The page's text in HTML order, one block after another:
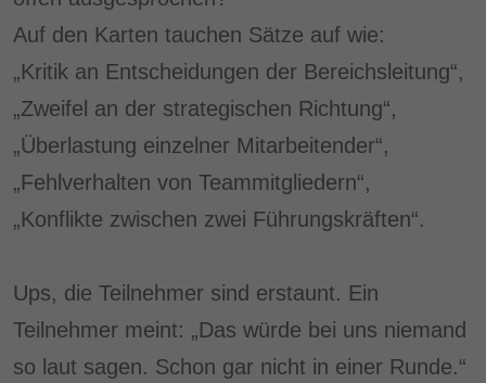
Auf den Karten tauchen Sätze auf wie:
„Kritik an Entscheidungen der Bereichsleitung“,
„Zweifel an der strategischen Richtung“,
„Überlastung einzelner Mitarbeitender“,
„Fehlverhalten von Teammitgliedern“,
„Konflikte zwischen zwei Führungskräften“.
Ups, die Teilnehmer sind erstaunt. Ein
Teilnehmer meint: „Das würde bei uns niemand
so laut sagen. Schon gar nicht in einer Runde.“